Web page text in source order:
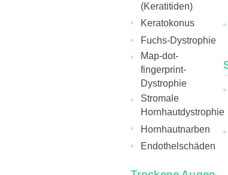
(Keratitiden)
Keratokonus
Fuchs-Dystrophie
Map-dot-
fingerprint-
Dystrophie
Stromale
Hornhautdystrophie
Hornhautnarben
Endothelschäden